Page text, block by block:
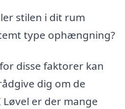
stilen i dit rum
type ophængning?
disse faktorer kan
dig om de
er der mange